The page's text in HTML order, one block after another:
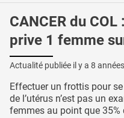
CANCER du
prive 1 femme
Actualité publiée il y a 8
Effectuer un frottis pour
de l’utérus n’est pas un
femmes au point que 35%